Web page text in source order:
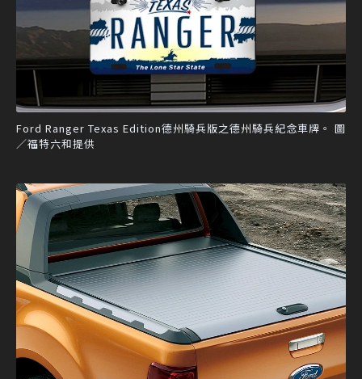
Ford Ranger Texas Edition德州騎兵版之德州騎兵紀念車牌。 圖
／福特六和提供